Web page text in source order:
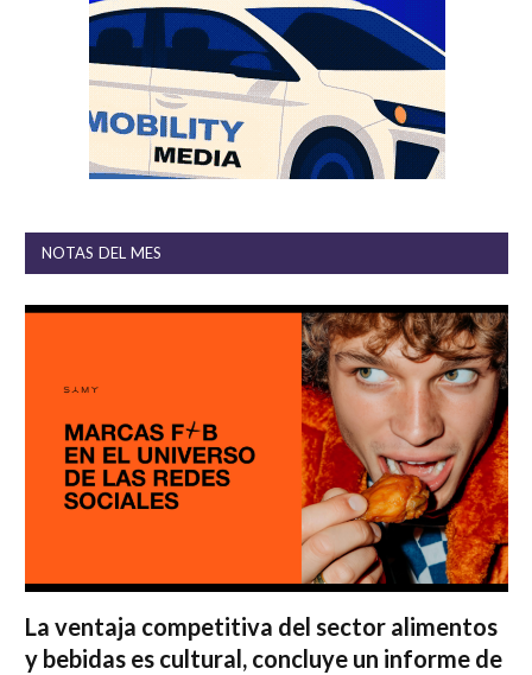
NOTAS DEL MES
La ventaja competitiva del sector alimentos
y bebidas es cultural, concluye un informe de